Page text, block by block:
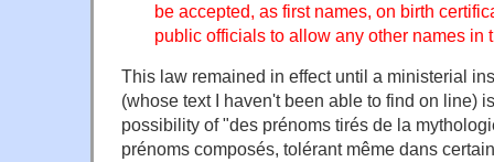
be accepted, as first names, on birth
public officials to allow any other names in
This law remained in effect until a ministerial
(whose text I haven't been able to find on line)
possibility of "des prénoms tirés de la
prénoms composés, tolérant même dans